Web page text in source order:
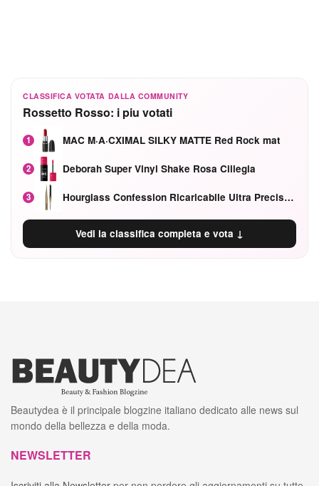
CLASSIFICA VOTATA DALLA COMMUNITY
Rossetto Rosso: i piu votati
1 MAC M·A·CXIMAL SILKY MATTE Red Rock mat
2 Deborah Super Vinyl Shake Rosa Ciliegia
3 Hourglass Confession Ricaricabile Ultra Preciso Ad Alta Intensità Secretly Classic Red
Vedi la classifica completa e vota ↓
Beautydea è il principale blogzine italiano dedicato alle news sul
mondo della bellezza e della moda.
NEWSLETTER